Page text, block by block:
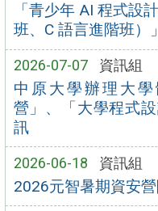
「青少年 AI 程式設
班、C 語言進階班）
2026-07-07 資訊組
中原大學辦理大
營」、「大學程式
訊
2026-06-18 資訊組
2026元智暑期資安